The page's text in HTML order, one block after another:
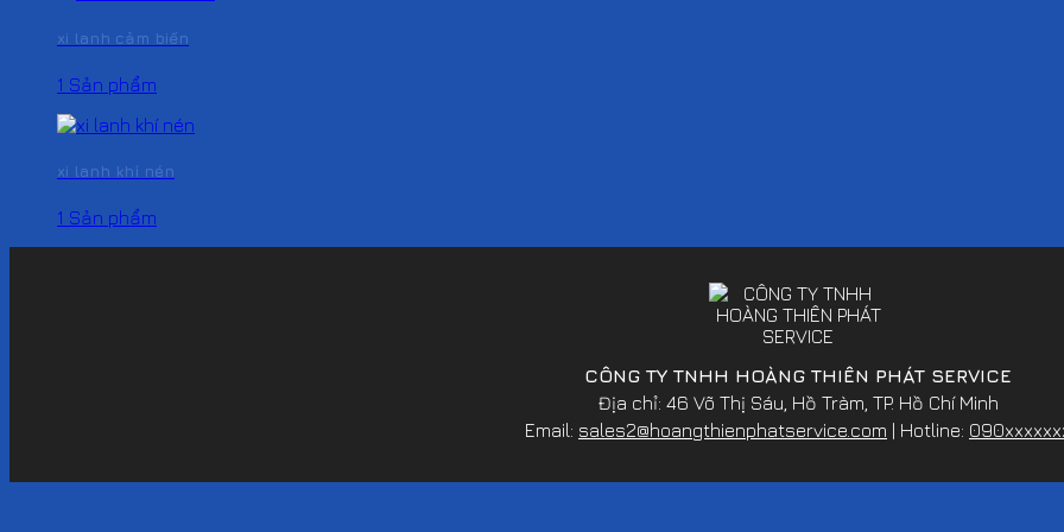
xi lanh cảm biến
1 Sản phẩm
xi lanh khí nén
1 Sản phẩm
CÔNG TY TNHH HOÀNG THIÊN PHÁT SERVICE
Địa chỉ: 46 Võ Thị Sáu, Hồ Tràm, TP. Hồ Chí Minh
Email: sales2@hoangthienphatservice.com | Hotline: